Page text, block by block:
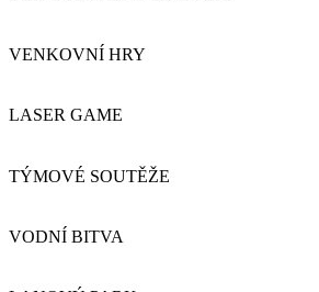
VENKOVNÍ HRY
LASER GAME
TÝMOVÉ SOUTĚŽE
VODNÍ BITVA